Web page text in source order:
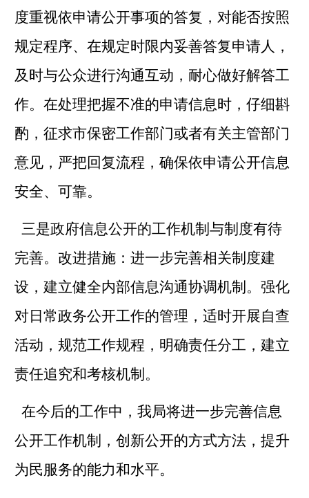
度重视依申请公开事项的答复，对能否按照
规定程序、在规定时限内妥善答复申请人，
及时与公众进行沟通互动，耐心做好解答工
作。在处理把握不准的申请信息时，仔细斟
酌，征求市保密工作部门或者有关主管部门
意见，严把回复流程，确保依申请公开信息
安全、可靠。
三是政府信息公开的工作机制与制度有待
完善。改进措施：进一步完善相关制度建
设，建立健全内部信息沟通协调机制。强化
对日常政务公开工作的管理，适时开展自查
活动，规范工作规程，明确责任分工，建立
责任追究和考核机制。
在今后的工作中，我局将进一步完善信息
公开工作机制，创新公开的方式方法，提升
为民服务的能力和水平。